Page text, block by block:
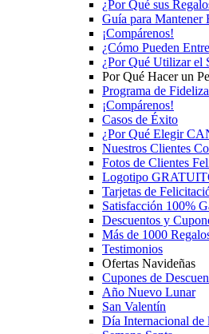
¿Por Qué sus
Guía para Mantener
¡Compárenos!
¿Cómo Pueden
¿Por Qué Utilizar
Por Qué Hacer un
Programa de
¡Compárenos!
Casos de Éxito
¿Por Qué Elegir
Nuestros Clientes
Fotos de Clientes
Logotipo
Tarjetas de
Satisfacción 100%
Descuentos y
Más de 1000
Testimonios
Ofertas Navideñas
Cupones de
Año Nuevo Lunar
San Valentín
Día Internacional de